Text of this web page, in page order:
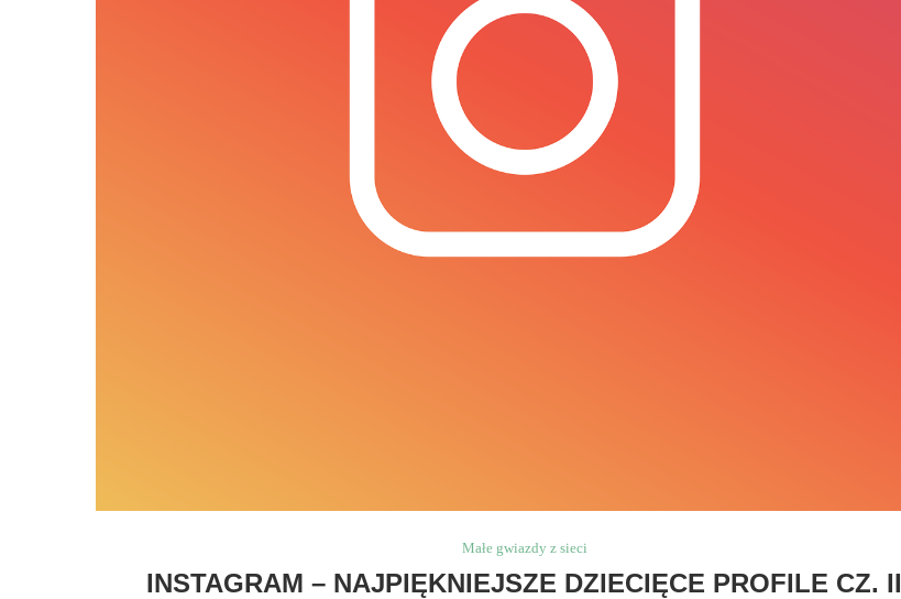
Małe gwiazdy z sieci
INSTAGRAM – NAJPIĘKNIEJSZE DZIECIĘCE PROFILE CZ. II